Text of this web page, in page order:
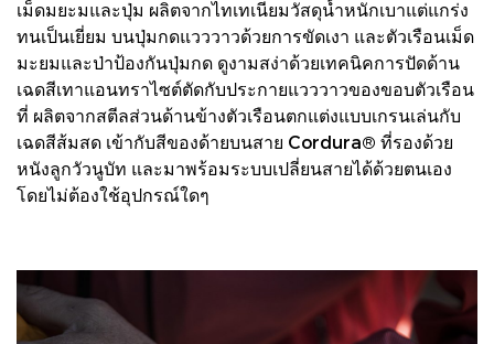
เม็ดมยะมและปุ่ม ผลิตจากไทเทเนียมวัสดุน้ำหนักเบาแต่แกร่ง
ทนเป็นเยี่ยม บนปุ่มกดแวววาวด้วยการขัดเงา และตัวเรือนเม็ด
มะยมและป่าป้องกันปุ่มกด ดูงามสง่าด้วยเทคนิคการปัดด้าน
เฉดสีเทาแอนทราไซต์ตัดกับประกายแวววาวของขอบตัวเรือน
ที่ ผลิตจากสตีลส่วนด้านข้างตัวเรือนตกแต่งแบบเกรนเล่นกับ
เฉดสีส้มสด เข้ากับสีของด้ายบนสาย Cordura® ที่รองด้วย
หนังลูกวัวนูบัท และมาพร้อมระบบเปลี่ยนสายได้ด้วยตนเอง
โดยไม่ต้องใช้อุปกรณ์ใดๆ